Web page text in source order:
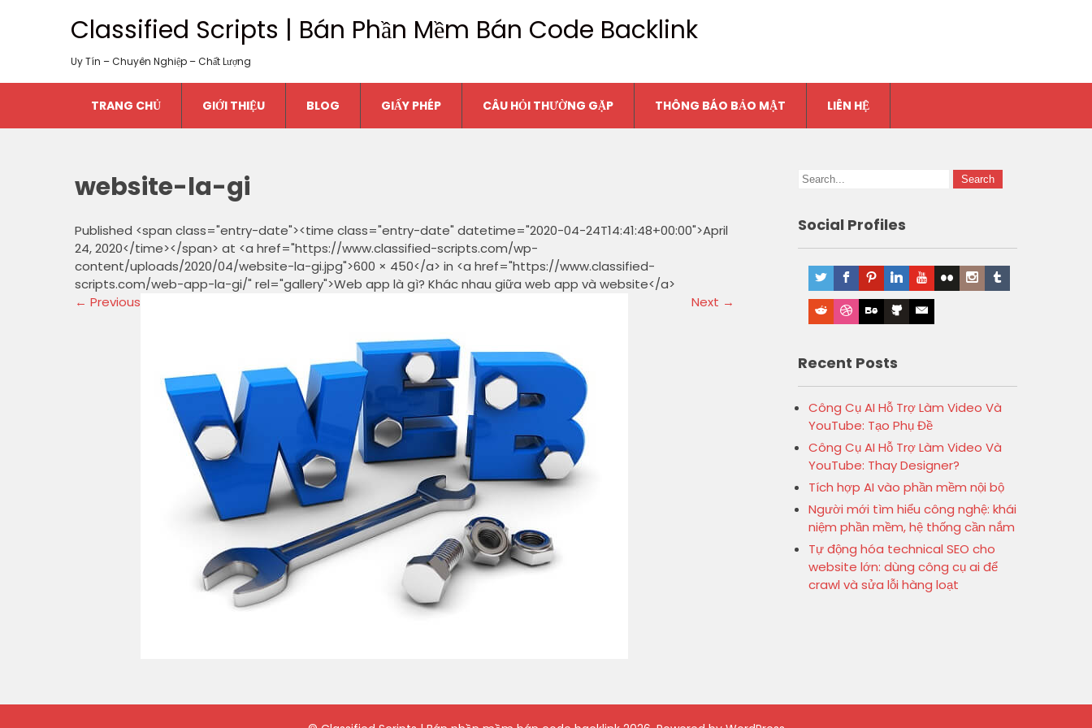
Classified Scripts | Bán Phần Mềm Bán Code Backlink
Uy Tín – Chuyên Nghiệp – Chất Lượng
TRANG CHỦ GIỚI THIỆU BLOG GIẤY PHÉP CÂU HỎI THƯỜNG GẶP THÔNG BÁO BẢO MẬT LIÊN HỆ
website-la-gi
Published <span class="entry-date"><time class="entry-date" datetime="2020-04-24T14:41:48+00:00">April
24, 2020</time></span> at <a href="https://www.classified-scripts.com/wp-
content/uploads/2020/04/website-la-gi.jpg">600 × 450</a> in <a href="https://www.classified-
scripts.com/web-app-la-gi/" rel="gallery">Web app là gì? Khác nhau giữa web app và website</a>
← Previous Next →
Social Profiles
Recent Posts
Công Cụ AI Hỗ Trợ Làm Video Và
YouTube: Tạo Phụ Đề
Công Cụ AI Hỗ Trợ Làm Video Và
YouTube: Thay Designer?
Tích hợp AI vào phần mềm nội bộ
Người mới tìm hiểu công nghệ: khái
niệm phần mềm, hệ thống cần nắm
Tự động hóa technical SEO cho
website lớn: dùng công cụ ai để
crawl và sửa lỗi hàng loạt